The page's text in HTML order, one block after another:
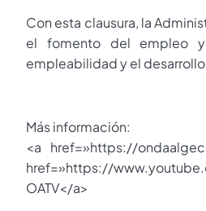
Con esta clausura, la
el fomento del empleo y
empleabilidad y el
Más información:
<a href=»https://
href=»https://
OATV</a>